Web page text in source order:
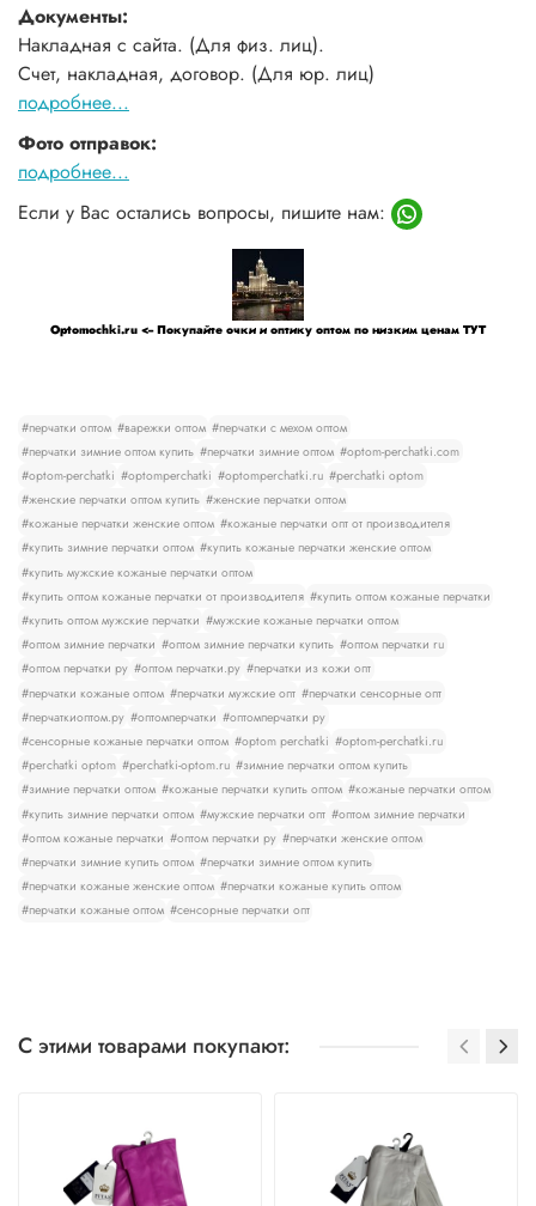
Документы:
Накладная с сайта. (Для физ. лиц).
Счет, накладная, договор. (Для юр. лиц)
подробнее...
Фото отправок:
подробнее...
Если у Вас остались вопросы, пишите нам:
Optomochki.ru <-- Покупайте очки и оптику оптом по низким ценам ТУТ
#перчатки оптом #варежки оптом #перчатки с мехом оптом
#перчатки зимние оптом купить #перчатки зимние оптом #optom-perchatki.com
#optom-perchatki #optomperchatki #optomperchatki.ru #perchatki optom
#женские перчатки оптом купить #женские перчатки оптом
#кожаные перчатки женские оптом #кожаные перчатки опт от производителя
#купить зимние перчатки оптом #купить кожаные перчатки женские оптом
#купить мужские кожаные перчатки оптом
#купить оптом кожаные перчатки от производителя #купить оптом кожаные перчатки
#купить оптом мужские перчатки #мужские кожаные перчатки оптом
#оптом зимние перчатки #оптом зимние перчатки купить #оптом перчатки ru
#оптом перчатки ру #оптом перчатки.ру #перчатки из кожи опт
#перчатки кожаные оптом #перчатки мужские опт #перчатки сенсорные опт
#перчаткиоптом.ру #оптомперчатки #оптомперчатки ру
#сенсорные кожаные перчатки оптом #optom perchatki #optom-perchatki.ru
#perchatki optom #perchatki-optom.ru #зимние перчатки оптом купить
#зимние перчатки оптом #кожаные перчатки купить оптом #кожаные перчатки оптом
#купить зимние перчатки оптом #мужские перчатки опт #оптом зимние перчатки
#оптом кожаные перчатки #оптом перчатки ру #перчатки женские оптом
#перчатки зимние купить оптом #перчатки зимние оптом купить
#перчатки кожаные женские оптом #перчатки кожаные купить оптом
#перчатки кожаные оптом #сенсорные перчатки опт
С этими товарами покупают: